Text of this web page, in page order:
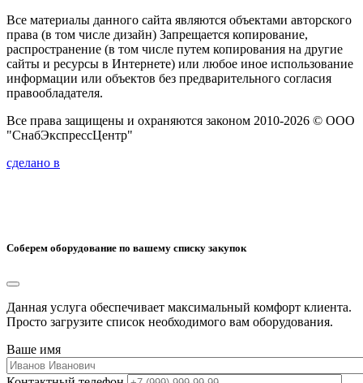
Все материалы данного сайта являются объектами авторского
права (в том числе дизайн) Запрещается копирование,
распространение (в том числе путем копирования на другие
сайты и ресурсы в Интернете) или любое иное использование
информации или объектов без предварительного согласия
правообладателя.
Все права защищены и охраняются законом 2010-2026 © ООО
"СнабЭкспрессЦентр"
сделано в
Соберем оборудование по вашему списку закупок
Данная услуга обеспечивает максимальный комфорт клиента.
Просто загрузите список необходимого вам оборудования.
Ваше имя